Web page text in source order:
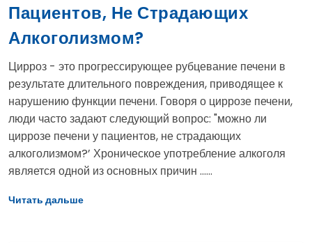
Пациентов, Не Страдающих
Алкоголизмом?
Цирроз - это прогрессирующее рубцевание печени в
результате длительного повреждения, приводящее к
нарушению функции печени. Говоря о циррозе печени,
люди часто задают следующий вопрос: "можно ли
циррозе печени у пациентов, не страдающих
алкоголизмом?’ Хроническое употребление алкоголя
является одной из основных причин ......
Читать дальше